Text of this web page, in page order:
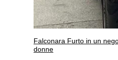
Falconara Furto in un
donne